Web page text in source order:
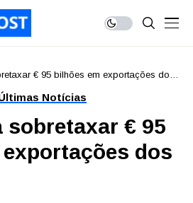
€ 95 bilhões em exportações dos
Notícias
sobretaxar € 95
dos